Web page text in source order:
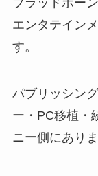
エンタテイン
す。
パブリッシン
ー・PC移植・
ニー側にありま